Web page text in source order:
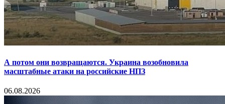
А потом они возвращаются. Украина возобновила
масштабные атаки на российские НПЗ
06.08.2026